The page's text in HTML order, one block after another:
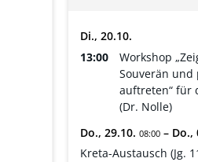
Di., 20.10.
13:00
Workshop
Souverän und
auftreten“ für
(Dr. Nolle)
Do., 29.10. 08:00 – Do.,
Kreta-Austausch (Jg.